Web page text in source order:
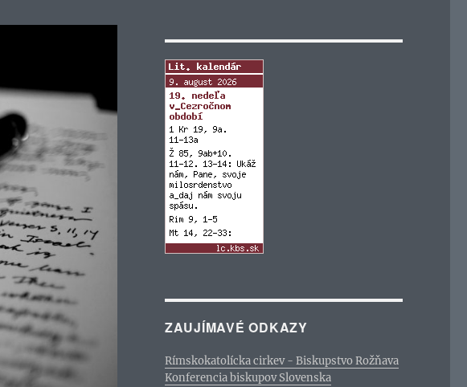
ZAUJÍMAVÉ ODKAZY
Rímskokatolícka cirkev - Biskupstvo Rožňava
Konferencia biskupov Slovenska